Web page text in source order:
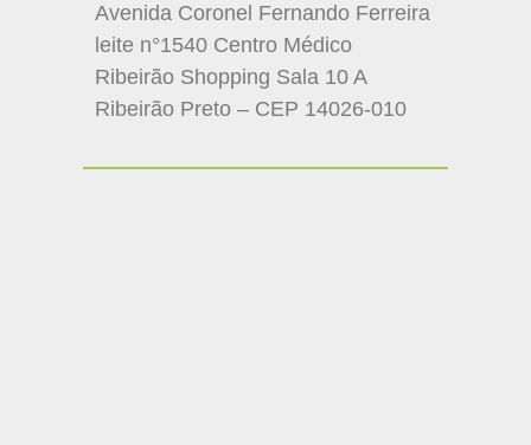
Avenida Coronel Fernando Ferreira
leite n°1540 Centro Médico
Ribeirão Shopping Sala 10 A
Ribeirão Preto – CEP 14026-010